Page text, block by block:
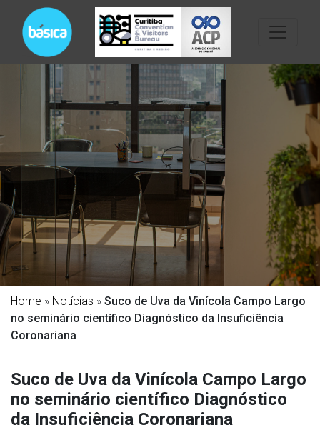
Home » Notícias » Suco de Uva da Vinícola Campo Largo
no seminário científico Diagnóstico da Insuficiência
Coronariana
Suco de Uva da Vinícola Campo Largo
no seminário científico Diagnóstico
da Insuficiência Coronariana